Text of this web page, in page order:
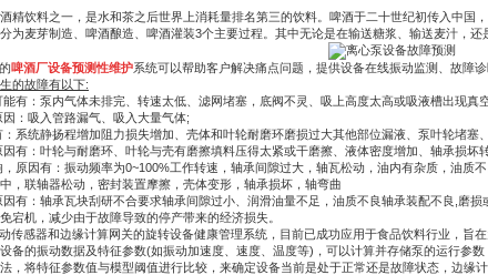
饮料之一，是水和茶之后世界上消耗量排名第三的饮料。啤酒于二十世纪初传入中国，
为麦芽制造、啤酒酿造、啤酒灌装3个主要过程。其中无论是在输送糖浆、输送麦汁，还
啤酒厂设备预测性维护系统可以帮助客户解决痛点问题，提供设备在线振动监测、故障
的故障有以下:
：泵内气体未排完、转速太低、滤网堵塞，底阀不灵、吸上高度太高或吸液槽出现真
吸入管路漏气、吸入大量气体;
统静扬程增加阻力损失增加、壳体和叶轮耐磨环磨损过大其他部位漏液、泵叶轮堵塞
：叶轮与耐磨环、叶轮与壳有磨擦填料压得太紧或干磨擦、液体密度增加、轴承损坏
因有：振动频率为0~100%工作转速，轴承间隙过大，轴瓦松动，油内有杂质，油质
，联轴器松动，密封装置摩擦，壳体变形，轴承损坏，轴弯曲
：轴承瓦块刮研不合要求轴承间隙过小、润滑油量不足，油质不良轴承装配不良,磨损
宕机，减少由于故障导致的停产带来的经济损失。
感器和边缘计算网关的旋转设备健康管理系统，目前已成功应用于食品饮料行业，旨
备的振动数据及特征参数(如振动加速度、速度、温度等)，可以计算并存储泵的运行参数
将特征参数值与模型阈值进行比较，来确定设备当前是处于正常还是故障状态，边缘